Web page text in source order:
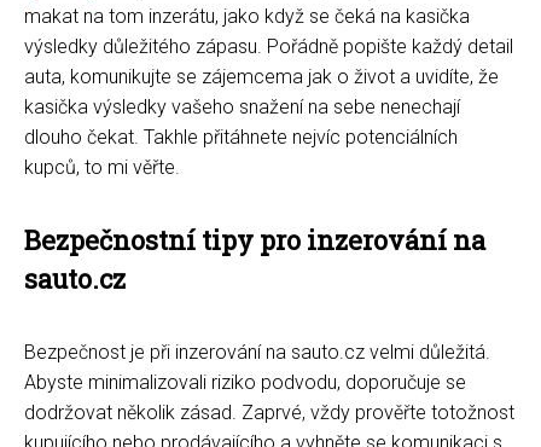
makat na tom inzerátu, jako když se čeká na kasička
výsledky důležitého zápasu. Pořádně popište každý detail
auta, komunikujte se zájemcema jak o život a uvidíte, že
kasička výsledky vašeho snažení na sebe nenechají
dlouho čekat. Takhle přitáhnete nejvíc potenciálních
kupců, to mi věřte.
Bezpečnostní tipy pro inzerování na
sauto.cz
Bezpečnost je při inzerování na sauto.cz velmi důležitá.
Abyste minimalizovali riziko podvodu, doporučuje se
dodržovat několik zásad. Zaprvé, vždy prověřte totožnost